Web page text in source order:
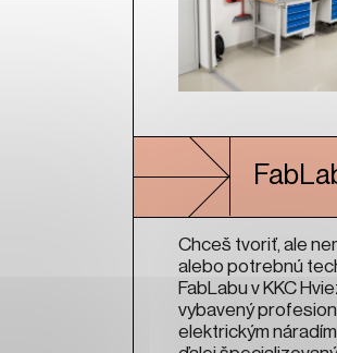
Chceš tvoriť, ale
alebo potrebnú
FabLabu v KKC
vybavený
elektrickým